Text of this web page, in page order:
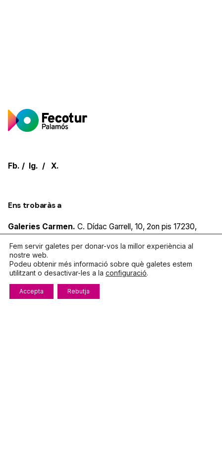
Fb. / Ig. / X.
Ens trobaràs a
Galeries Carmen. C. Dídac Garrell, 10, 2on pis 17230,
Parlem?
Telèfon972.319.533
Fem servir galetes per donar-vos la millor experiència al
nostre web.
Podeu obtenir més informació sobre què galetes estem
utilitzant o desactivar-les a la configuració.
Accepta Rebutja